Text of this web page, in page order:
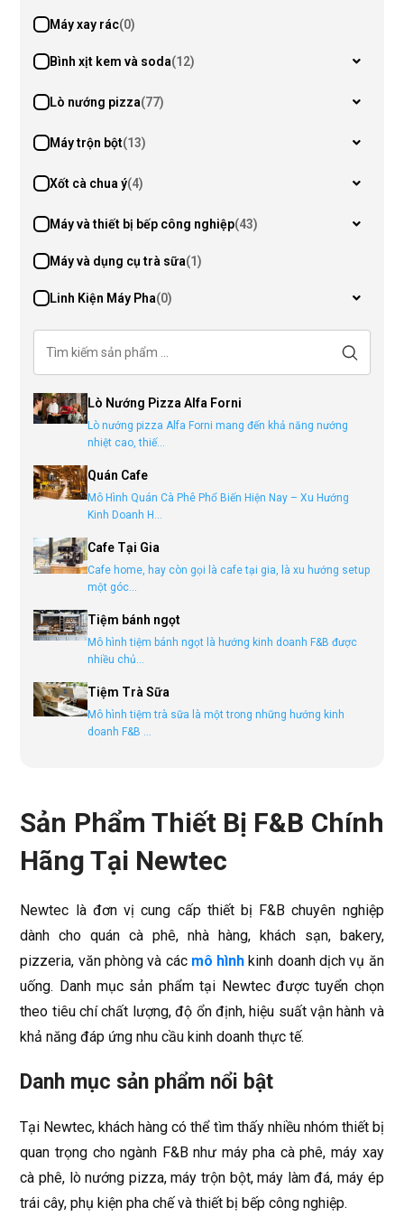
Máy xay rác(0)
Bình xịt kem và soda(12)
Lò nướng pizza(77)
Máy trộn bột(13)
Xốt cà chua ý(4)
Máy và thiết bị bếp công nghiệp(43)
Máy và dụng cụ trà sữa(1)
Linh Kiện Máy Pha(0)
Lò Nướng Pizza Alfa Forni
Lò nướng pizza Alfa Forni mang đến khả năng nướng
nhiệt cao, thiế...
Quán Cafe
Mô Hình Quán Cà Phê Phổ Biến Hiện Nay – Xu Hướng
Kinh Doanh H...
Cafe Tại Gia
Cafe home, hay còn gọi là cafe tại gia, là xu hướng setup
một góc...
Tiệm bánh ngọt
Mô hình tiệm bánh ngọt là hướng kinh doanh F&B được
nhiều chủ...
Tiệm Trà Sữa
Mô hình tiệm trà sữa là một trong những hướng kinh
doanh F&B ...
Sản Phẩm Thiết Bị F&B Chính
Hãng Tại Newtec
Newtec là đơn vị cung cấp thiết bị F&B chuyên nghiệp
dành cho quán cà phê, nhà hàng, khách sạn, bakery,
pizzeria, văn phòng và các mô hình kinh doanh dịch vụ ăn
uống. Danh mục sản phẩm tại Newtec được tuyển chọn
theo tiêu chí chất lượng, độ ổn định, hiệu suất vận hành và
khả năng đáp ứng nhu cầu kinh doanh thực tế.
Danh mục sản phẩm nổi bật
Tại Newtec, khách hàng có thể tìm thấy nhiều nhóm thiết bị
quan trọng cho ngành F&B như máy pha cà phê, máy xay
cà phê, lò nướng pizza, máy trộn bột, máy làm đá, máy ép
trái cây, phụ kiện pha chế và thiết bị bếp công nghiệp.